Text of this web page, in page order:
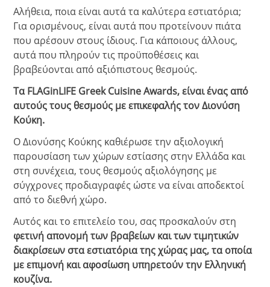
Αλήθεια, ποια είναι αυτά τα καλύτερα εστιατόρια;
Για ορισμένους, είναι αυτά που προτείνουν πιάτα
που αρέσουν στους ίδιους. Για κάποιους άλλους,
αυτά που πληρούν τις προϋποθέσεις και
βραβεύονται από αξιόπιστους θεσμούς.
Τα FLAGinLIFE Greek Cuisine Awards, είναι ένας από
αυτούς τους θεσμούς με επικεφαλής τον Διονύση
Κούκη.
Ο Διονύσης Κούκης καθιέρωσε την αξιολογική
παρουσίαση των χώρων εστίασης στην Ελλάδα και
στη συνέχεια, τους θεσμούς αξιολόγησης με
σύγχρονες προδιαγραφές ώστε να είναι αποδεκτοί
από το διεθνή χώρο.
Αυτός και το επιτελείο του, σας προσκαλούν στη
φετινή απονομή των βραβείων και των τιμητικών
διακρίσεων στα εστιατόρια της χώρας μας, τα οποία
με επιμονή και αφοσίωση υπηρετούν την Ελληνική
κουζίνα.